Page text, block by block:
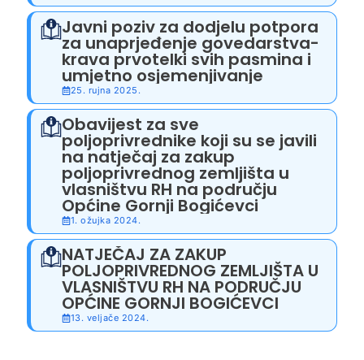
Javni poziv za dodjelu potpora
za unaprjeđenje govedarstva-
krava prvotelki svih pasmina i
umjetno osjemenjivanje
25. rujna 2025.
Obavijest za sve
poljoprivrednike koji su se javili
na natječaj za zakup
poljoprivrednog zemljišta u
vlasništvu RH na području
Općine Gornji Bogićevci
1. ožujka 2024.
NATJEČAJ ZA ZAKUP
POLJOPRIVREDNOG ZEMLJIŠTA U
VLASNIŠTVU RH NA PODRUČJU
OPĆINE GORNJI BOGIĆEVCI
13. veljače 2024.